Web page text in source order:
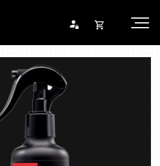
lykilorð
Opna